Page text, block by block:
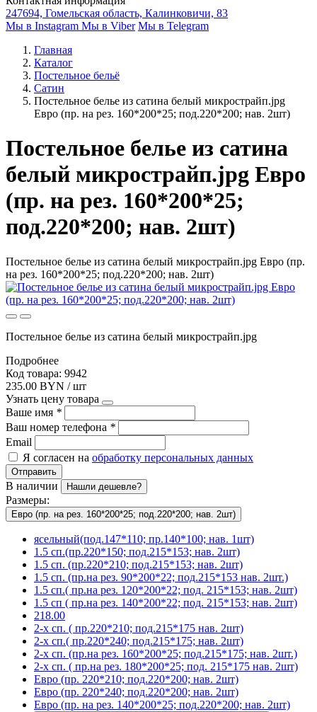
247694, Гомельская область, Калинковичи, 83
Мы в Instagram Мы в Viber Мы в Telegram
Главная
Каталог
Постельное бельё
Сатин
Постельное белье из сатина белый микрострайп.jpg
Евро (пр. на рез. 160*200*25; под.220*200; нав. 2шт)
Постельное белье из сатина
белый микрострайп.jpg Евро
(пр. на рез. 160*200*25;
под.220*200; нав. 2шт)
Постельное белье из сатина белый микрострайп.jpg Евро (пр.
на рез. 160*200*25; под.220*200; нав. 2шт)
Постельное белье из сатина белый микрострайп.jpg
Подробнее
Код товара: 9942
235.00 BYN / шт
Узнать цену товара
Ваше имя *
Ваш номер телефона *
Email
Я согласен на обработку персональных данных
Отправить
В наличии Нашли дешевле?
Размеры:
Евро (пр. на рез. 160*200*25; под.220*200; нав. 2шт)
ясельный(под.147*110; пр.140*100; нав. 1шт)
1.5 сп.(пр.220*150; под.215*153; нав. 2шт)
1.5 сп. (пр.220*210; под.215*153; нав. 2шт)
1.5 сп. (пр.на рез. 90*200*22; под.215*153 нав. 2шт.)
1.5 сп.( пр.на рез. 120*200*22; под. 215*153; нав. 2шт)
1.5 сп ( пр.на рез. 140*200*22; под. 215*153; нав. 2шт)
218.00
2-х сп. ( пр.220*210; под.215*175 нав. 2шт)
2-х сп.( пр.220*240; под.215*175; нав. 2шт)
2-х сп. (пр.на рез. 160*200*25; под.215*175; нав. 2шт.)
2-х сп. ( пр.на рез. 180*200*25; под. 215*175 нав. 2шт)
Евро (пр. 220*210; под.220*200; нав. 2шт)
Евро (пр. 220*240; под.220*200; нав. 2шт)
Евро (пр. на рез. 140*200*25; под.220*200; нав. 2шт)